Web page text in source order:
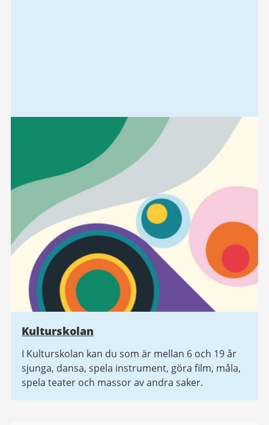
Kulturskolan
I Kulturskolan kan du som är mellan 6 och 19 år
sjunga, dansa, spela instrument, göra film, måla,
spela teater och massor av andra saker.